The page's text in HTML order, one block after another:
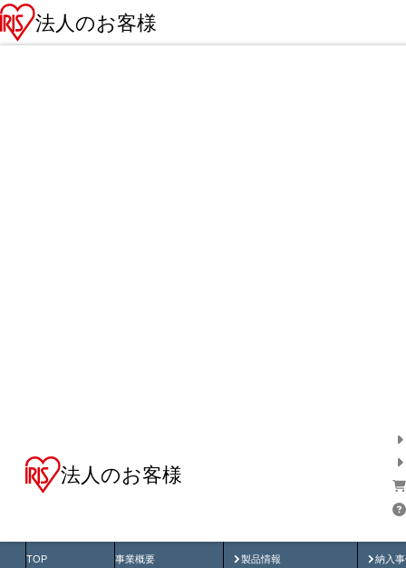
法人のお客様
法人のお客様
TOP 事業概要 製品情報
製品動画 納入
納